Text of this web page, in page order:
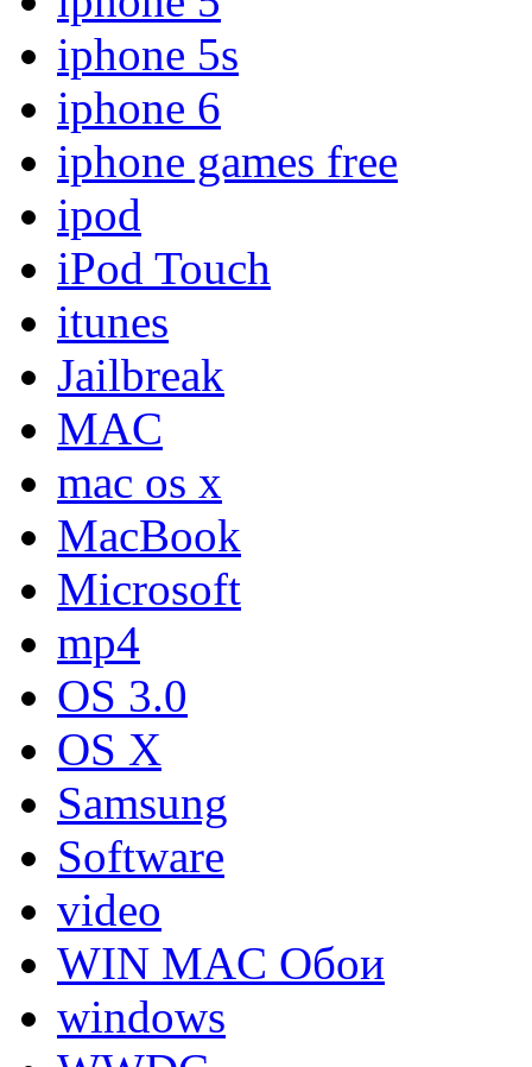
iphone 5s
iphone 6
iphone games free
ipod
iPod Touch
itunes
Jailbreak
MAC
mac os x
MacBook
Microsoft
mp4
OS 3.0
OS X
Samsung
Software
video
WIN MAC Обои
windows